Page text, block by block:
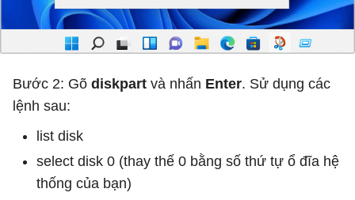
Bước 2: Gõ diskpart và nhấn Enter. Sử dụng các
lệnh sau:
list disk
select disk 0 (thay thế 0 bằng số thứ tự ổ đĩa hệ
thống của bạn)